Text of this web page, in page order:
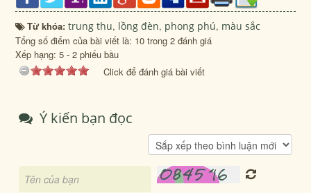
Từ khóa:trung thu, lồng đèn, phong phú, màu sắc
Tổng số điểm của bài viết là: 10 trong 2 đánh giá
Xếp hạng:5 -2 phiếu bầu
Click để đánh giá bài viết
Ý kiến bạn đọc